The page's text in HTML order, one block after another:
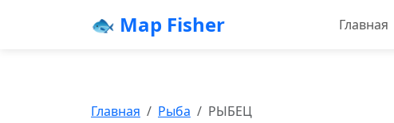
🐟 Map Fisher Главная
Главная Рыба РЫБЕЦ